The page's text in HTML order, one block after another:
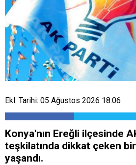
Ekl. Tarihi: 05 Ağustos 2026 18:06
​Konya'nın Ereğli ilçesinde
teşkilatında dikkat çeken
yaşandı.